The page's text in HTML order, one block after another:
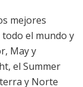
mejores
el mundo y
May y
el Summer
y Norte